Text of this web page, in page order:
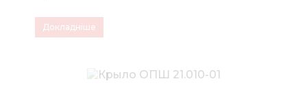
Докладніше